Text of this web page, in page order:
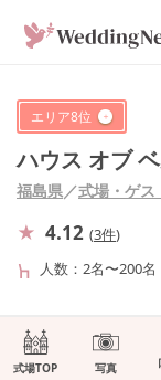
エリア8位
ハウス オブ
福島県／式場・ゲス
4.12 (3件)
人数
2名〜200名
式場TOP 写真